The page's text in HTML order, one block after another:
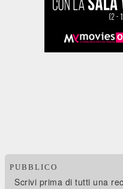
PUBBLICO
Scrivi prima di tutti una